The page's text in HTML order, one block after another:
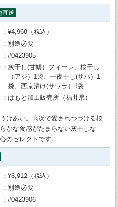
直送
¥4,968（税込）
別途必要
#0423905
灰干し(甘鯛）フィーレ、桜干し
（アジ）1袋、一夜干し(サバ）1
袋、西京漬け(サワラ）1袋
はもと加工販売所（福井県）
けあい。高浜で愛されつづける桜
かな食感がたまらない灰干しな
のセレクトです。
¥6,912（税込）
別途必要
#0423906